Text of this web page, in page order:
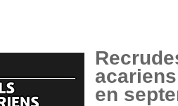
acariens
en